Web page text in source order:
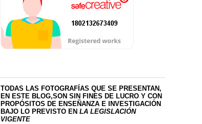
TODAS LAS FOTOGRAFÍAS QUE SE PRESENTAN,
EN ESTE BLOG,SON SIN FINES DE LUCRO Y CON
PROPÓSITOS DE ENSEÑANZA E INVESTIGACIÓN
BAJO LO PREVISTO EN LA LEGISLACIÓN
VIGENTE